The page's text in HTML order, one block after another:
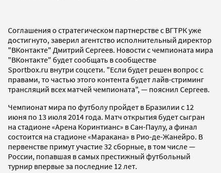
Соглашения о стратегическом партнерстве с ВГТРК уже
достигнуто, заверил агентство исполнительный директор
"ВКонтакте" Дмитрий Сергеев. Новости с чемпионата мира
"ВКонтакте" будет сообщать в сообществе
Sportbox.ru внутри соцсети. "Если будет решен вопрос с
правами, то частью этого контента будет лайв-стриминг
трансляций всех матчей чемпионата", — пояснил Сергеев.
Чемпионат мира по футболу пройдет в Бразилии с 12
июня по 13 июля 2014 года. Матч открытия будет сыгран
на стадионе «Арена Коринтианс» в Сан-Паулу, а финал
состоится на стадионе «Маракана» в Рио-де-Жанейро. В
первенстве примут участие 32 сборные, в том числе —
России, попавшая в самых престижный футбольный
турнир впервые за последние 12 лет.